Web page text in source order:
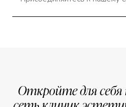
Откройте для